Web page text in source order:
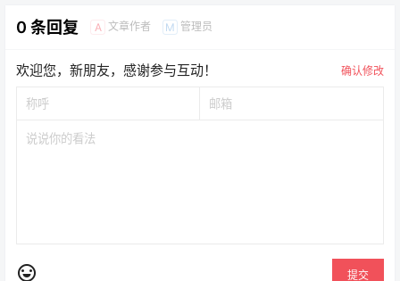
0 条回复 A 文章作者 M 管理员
欢迎您，新朋友，感谢参与互动！ 确认修改
提交